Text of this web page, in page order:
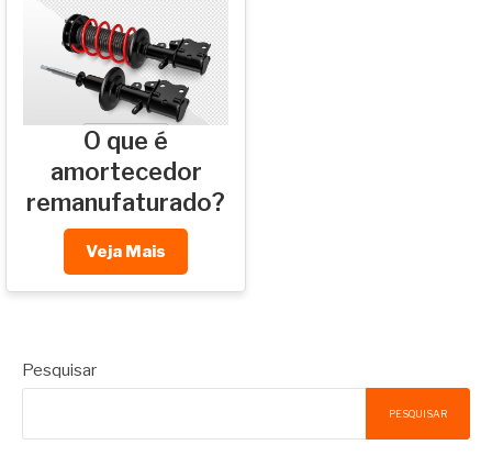
O que é
amortecedor
remanufaturado?
Veja Mais
Pesquisar
PESQUISAR